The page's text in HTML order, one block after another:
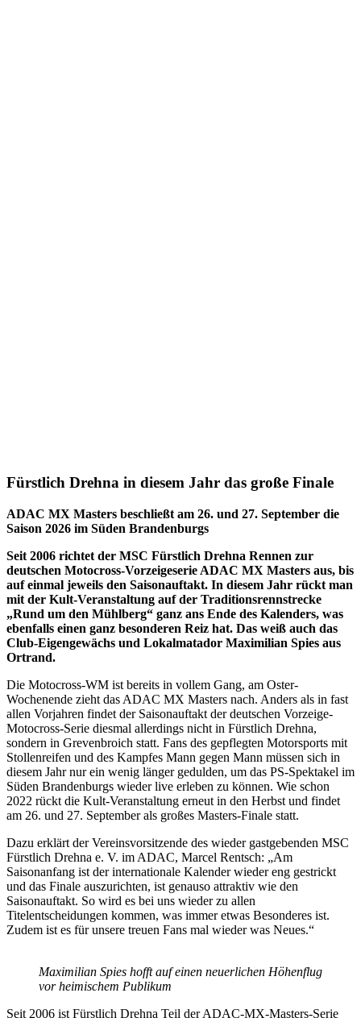
Fürstlich Drehna in diesem Jahr das große Finale
ADAC MX Masters beschließt am 26. und 27. September die
Saison 2026 im Süden Brandenburgs
Seit 2006 richtet der MSC Fürstlich Drehna Rennen zur
deutschen Motocross-Vorzeigeserie ADAC MX Masters aus, bis
auf einmal jeweils den Saisonauftakt. In diesem Jahr rückt man
mit der Kult-Veranstaltung auf der Traditionsrennstrecke
„Rund um den Mühlberg“ ganz ans Ende des Kalenders, was
ebenfalls einen ganz besonderen Reiz hat. Das weiß auch das
Club-Eigengewächs und Lokalmatador Maximilian Spies aus
Ortrand.
Die Motocross-WM ist bereits in vollem Gang, am Oster-
Wochenende zieht das ADAC MX Masters nach. Anders als in fast
allen Vorjahren findet der Saisonauftakt der deutschen Vorzeige-
Motocross-Serie diesmal allerdings nicht in Fürstlich Drehna,
sondern in Grevenbroich statt. Fans des gepflegten Motorsports mit
Stollenreifen und des Kampfes Mann gegen Mann müssen sich in
diesem Jahr nur ein wenig länger gedulden, um das PS-Spektakel im
Süden Brandenburgs wieder live erleben zu können. Wie schon
2022 rückt die Kult-Veranstaltung erneut in den Herbst und findet
am 26. und 27. September als großes Masters-Finale statt.
Dazu erklärt der Vereinsvorsitzende des wieder gastgebenden MSC
Fürstlich Drehna e. V. im ADAC, Marcel Rentsch: „Am
Saisonanfang ist der internationale Kalender wieder eng gestrickt
und das Finale auszurichten, ist genauso attraktiv wie den
Saisonauftakt. So wird es bei uns wieder zu allen
Titelentscheidungen kommen, was immer etwas Besonderes ist.
Zudem ist es für unsere treuen Fans mal wieder was Neues.“
Maximilian Spies hofft auf einen neuerlichen Höhenflug
vor heimischem Publikum
Seit 2006 ist Fürstlich Drehna Teil der ADAC-MX-Masters-Serie